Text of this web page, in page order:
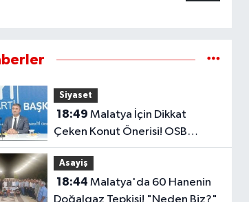
Siyaset
18:49
Çeken Konut Önerisi! OSB
Çalışanlarına Faizsiz Ev Çağrısı..
Asayiş
18:44